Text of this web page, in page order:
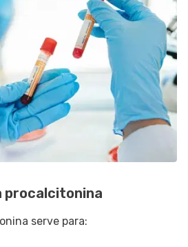
procalcitonina
serve para: